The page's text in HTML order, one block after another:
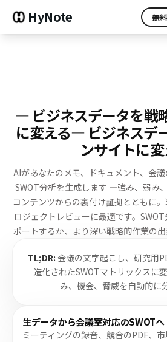
HyNote 無
— ビジネスデータを戦
に変える— ビジネスデ
ンサイトに
AIがあなたのメモ、ドキュメント、会議
SWOT分析を生成します —強み、弱み
コンテンツからの裏付け証拠とともに。
ロジェクトレビューに最適です。
ポートするか、より深い戦略的作業の出
TL;DR: 会議の文字起こし、研究用
造化されたSWOTマトリックスに
み、機会、脅威を自動的に
生データから会議室対応のSWOTへ
ミーティングの録音、競合のPDF、